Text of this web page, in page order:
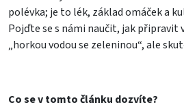
polévka; je to lék, základ omáček a
Pojďte se s námi naučit, jak připravit
„horkou vodou se zeleninou“, ale
Co se v tomto článku dozvíte?